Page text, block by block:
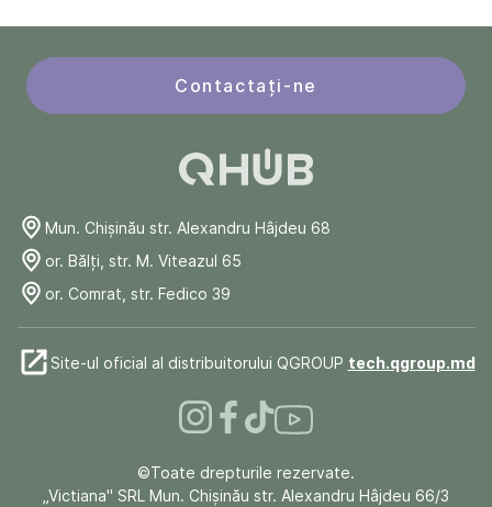
Contactați-ne
Mun. Chişinău str. Alexandru Hâjdeu 68
or. Bălți, str. M. Viteazul 65
or. Comrat, str. Fedico 39
Site-ul oficial al distribuitorului QGROUP tech.qgroup.md
©Toate drepturile rezervate.
„Victiana" SRL Mun. Chişinău str. Alexandru Hâjdeu 66/3